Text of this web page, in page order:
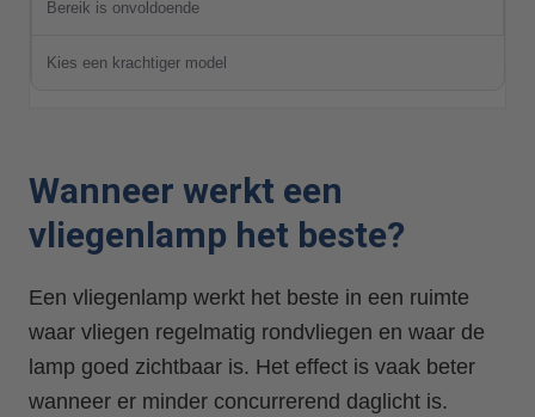
Bereik is onvoldoende
Kies een krachtiger model
Wanneer werkt een
vliegenlamp het beste?
Een vliegenlamp werkt het beste in een ruimte
waar vliegen regelmatig rondvliegen en waar de
lamp goed zichtbaar is. Het effect is vaak beter
wanneer er minder concurrerend daglicht is.